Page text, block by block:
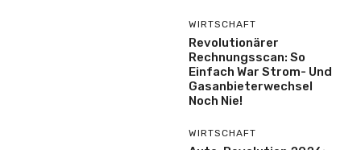
WIRTSCHAFT
Revolutionärer
Rechnungsscan: So
Einfach War Strom- Und
Gasanbieterwechsel
Noch Nie!
WIRTSCHAFT